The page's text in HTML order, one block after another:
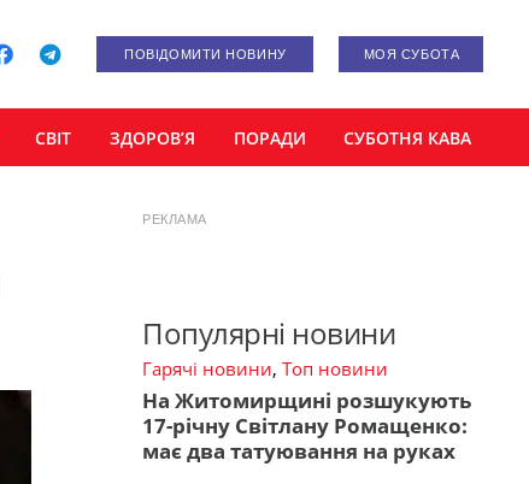
ПОВІДОМИТИ НОВИНУ МОЯ СУБОТА
СВІТ ЗДОРОВ’Я ПОРАДИ СУБОТНЯ КАВА
РЕКЛАМА
Популярні новини
Гарячі новини, Топ новини
На Житомирщині розшукують
17-річну Світлану Ромащенко:
має два татуювання на руках